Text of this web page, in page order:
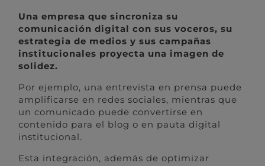
Una empresa que sincroniza su
comunicación digital con sus voceros, su
estrategia de medios y sus campañas
institucionales proyecta una imagen de
solidez.
Por ejemplo, una entrevista en prensa puede
amplificarse en redes sociales, mientras que
un comunicado puede convertirse en
contenido para el blog o en pauta digital
institucional.
Esta integración, además de optimizar